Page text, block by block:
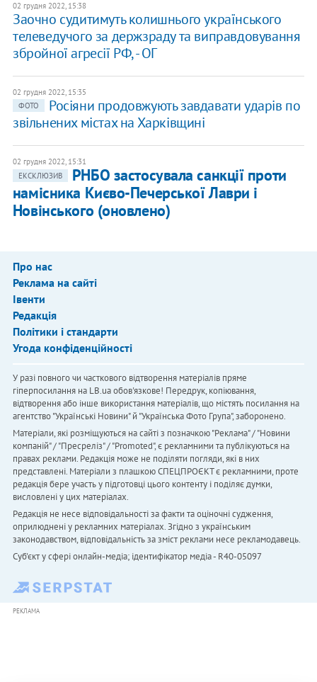
02 грудня 2022, 15:38
Заочно судитимуть колишнього українського
телеведучого за держзраду та виправдовування
збройної агресії РФ, - ОГ
02 грудня 2022, 15:35
ФОТО
​Росіяни продовжують завдавати ударів по
звільнених містах на Харківщині
02 грудня 2022, 15:31
ЕКСКЛЮЗИВ
РНБО застосувала санкції проти
намісника Києво-Печерської Лаври і
Новінського (оновлено)
Про нас
Реклама на сайті
Івенти
Редакція
Політики і стандарти
Угода конфіденційності
У разі повного чи часткового відтворення матеріалів пряме
гіперпосилання на LB.ua обов'язкове! Передрук, копіювання,
відтворення або інше використання матеріалів, що містять посилання на
агентство "Українськi Новини" й "Українська Фото Група", заборонено.
Матеріали, які розміщуються на сайті з позначкою "Реклама" / "Новини
компаній" / "Пресреліз" / "Promoted", є рекламними та публікуються на
правах реклами. Редакція може не поділяти погляди, які в них
представлені. Матеріали з плашкою СПЕЦПРОЄКТ є рекламними, проте
редакція бере участь у підготовці цього контенту і поділяє думки,
висловлені у цих матеріалах.
Редакція не несе відповідальності за факти та оціночні судження,
оприлюднені у рекламних матеріалах. Згідно з українським
законодавством, відповідальність за зміст реклами несе рекламодавець.
Cуб'єкт у сфері онлайн-медіа; ідентифікатор медіа - R40-05097
РЕКЛАМА